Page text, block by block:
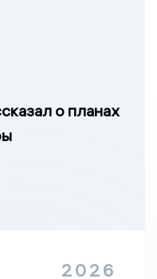
о планах
2026